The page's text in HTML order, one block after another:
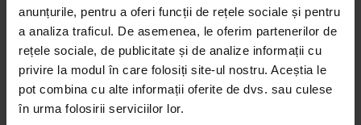
anunțurile, pentru a oferi funcții de rețele sociale și pentru
a analiza traficul. De asemenea, le oferim partenerilor de
rețele sociale, de publicitate și de analize informații cu
privire la modul în care folosiți site-ul nostru. Aceștia le
pot combina cu alte informații oferite de dvs. sau culese
în urma folosirii serviciilor lor.